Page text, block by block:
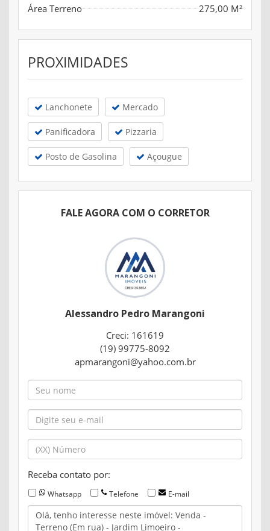
Área Terreno
275,00 M²
PROXIMIDADES
Lanchonete Mercado
Panificadora Pizzaria
Posto de Gasolina Açougue
FALE AGORA COM O CORRETOR
Alessandro Pedro Marangoni
Creci: 161619
(19) 99775-8092
apmarangoni@yahoo.com.br
Receba contato por:
Whatsapp Telefone E-mail